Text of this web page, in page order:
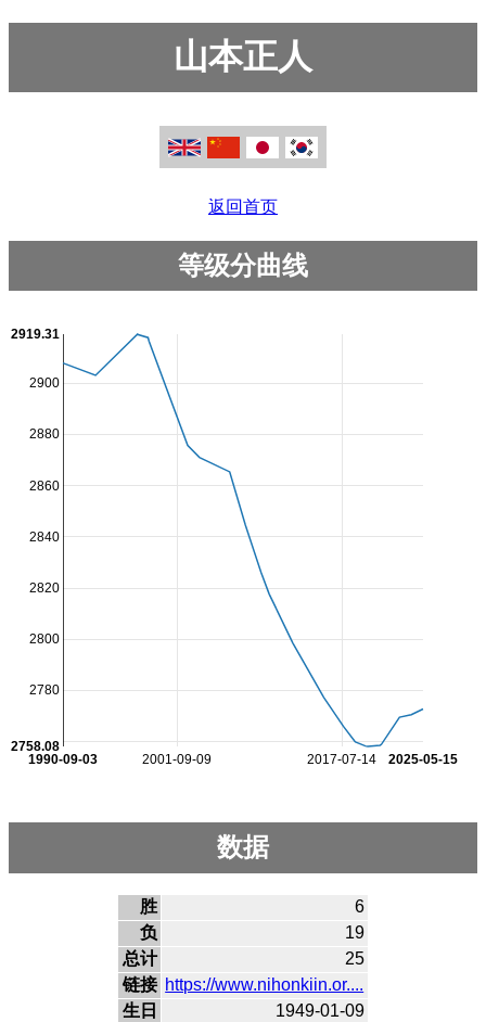
山本正人
返回首页
等级分曲线
2001-09-09 2017-07-14
1990-09-03 2025-05-15
2780
2800
2820
2840
2860
2880
2900
2758.08
2919.31
数据
胜
6
负
19
总计
25
链接 https://www.nihonkiin.or....
生日
1949-01-09